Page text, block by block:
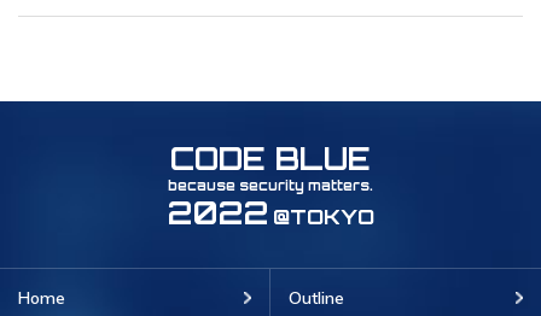
CODE BLUE
because security matters.
2022 @TOKYO
Home Outline